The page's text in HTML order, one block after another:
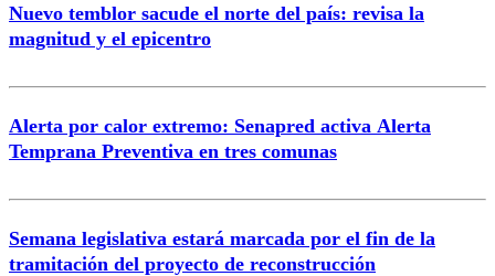
Nuevo temblor sacude el norte del país: revisa la
magnitud y el epicentro
Alerta por calor extremo: Senapred activa Alerta
Temprana Preventiva en tres comunas
Semana legislativa estará marcada por el fin de la
tramitación del proyecto de reconstrucción